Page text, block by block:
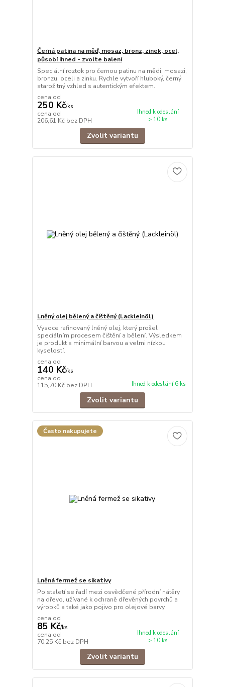
Černá patina na měď, mosaz, bronz, zinek, ocel,
působí ihned - zvolte balení
Speciální roztok pro černou patinu na mědi, mosazi,
bronzu, oceli a zinku. Rychle vytvoří hluboký, černý
starožitný vzhled s autentickým efektem.
cena od
250 Kč/ks
cena od
206,61 Kč bez DPH
Ihned k odeslání
> 10 ks
Zvolit variantu
Lněný olej bělený a čištěný (Lackleinöl)
Vysoce rafinovaný lněný olej, který prošel
speciálním procesem čištění a bělení. Výsledkem
je produkt s minimální barvou a velmi nízkou
kyselostí.
cena od
140 Kč/ks
cena od
115,70 Kč bez DPH Ihned k odeslání 6 ks
Zvolit variantu
Často nakupujete
Lněná fermež se sikativy
Po staletí se řadí mezi osvědčené přírodní nátěry
na dřevo, užívané k ochraně dřevěných povrchů a
výrobků a také jako pojivo pro olejové barvy.
cena od
85 Kč/ks
cena od
70,25 Kč bez DPH
Ihned k odeslání
> 10 ks
Zvolit variantu